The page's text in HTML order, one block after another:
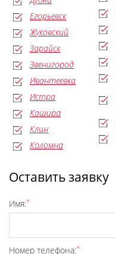
Егорьевск
Жуковский
Зарайск
Звенигород
Ивантеевка
Истра
Кашира
Клин
Коломна
Оставить заявку
Имя:*
Номер телефона:*